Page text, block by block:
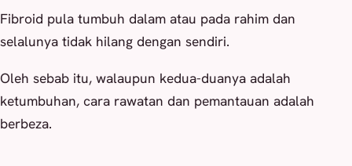
Fibroid pula tumbuh dalam atau pada rahim dan
selalunya tidak hilang dengan sendiri.
Oleh sebab itu, walaupun kedua-duanya adalah
ketumbuhan, cara rawatan dan pemantauan adalah
berbeza.